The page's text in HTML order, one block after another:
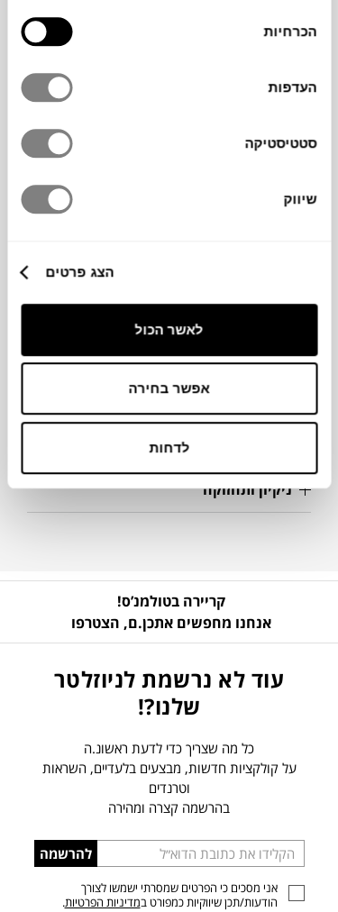
הסכמה
הכרחיות
העדפות
סטטיסטיקה
שיווק
הצג פרטים
לאשר הכול
אפשר בחירה
לדחות
וקומפקטי, שמאפשר לאחסן אותה בכל מגירה.
למגררת להבי נירוסטה לחיתוך בינוני, מסגרת
וידית אחיזה מפלסטיק וגומי, לאחיזה יציבה
ולמניעת החלקה. קלה לניקוי, גם במדיח הכלים.
מידע על חומרים
ניקיון ותחזוקה
קריירה בטולמנ’ס!
אנחנו מחפשים אתכן.ם, הצטרפו
עוד לא נרשמת לניוזלטר
שלנו?!
כל מה שצריך כדי לדעת ראשונ.ה
על קולקציות חדשות, מבצעים בלעדיים, השראות
וטרנדים
בהרשמה קצרה ומהירה
הכניסו
כתובת
דוא”ל
להרשמה
אני מסכים כי הפרטים שמסרתי ישמשו לצורך
הודעות/תכן שיווקיות כמפורט במדיניות הפרטיות.